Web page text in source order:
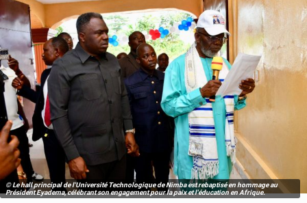
© Le hall principal de l'Université Technologique de Nimba est rebaptisé en hommage au
Président Eyadema, célébrant son engagement pour la paix et l'éducation en Afrique.